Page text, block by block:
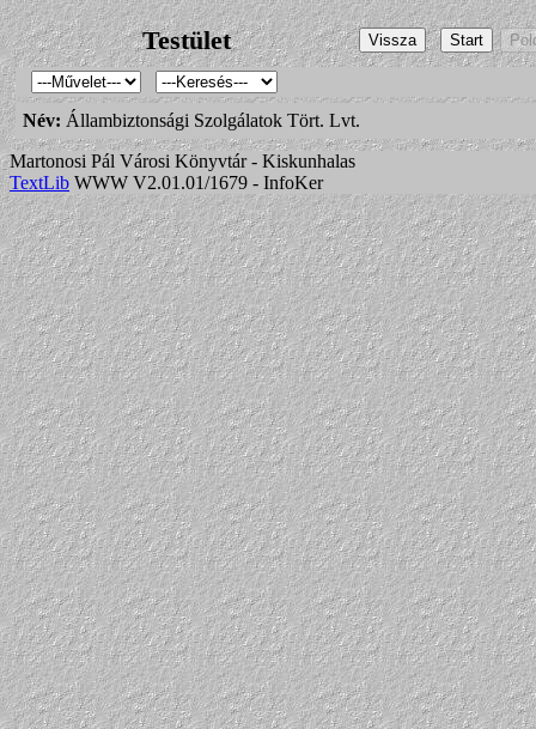
Testület
Név: Állambiztonsági Szolgálatok Tört. Lvt.
Martonosi Pál Városi Könyvtár - Kiskunhalas
TextLib WWW V2.01.01/1679 - InfoKer